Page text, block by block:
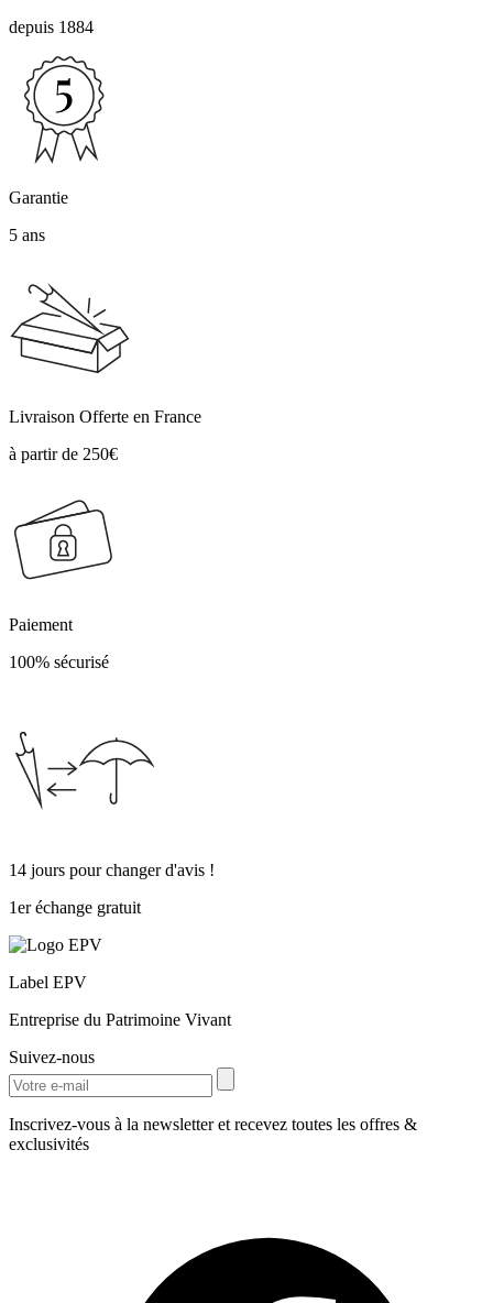
depuis 1884
Garantie
5 ans
Livraison Offerte en France
à partir de 250€
Paiement
100% sécurisé
14 jours pour changer d'avis !
1er échange gratuit
Label EPV
Entreprise du Patrimoine Vivant
Suivez-nous
Inscrivez-vous à la newsletter et recevez toutes les offres &
exclusivités